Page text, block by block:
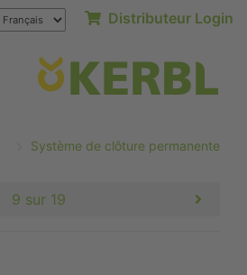
Distributeur Login
Système de clôture permanente
9 sur 19